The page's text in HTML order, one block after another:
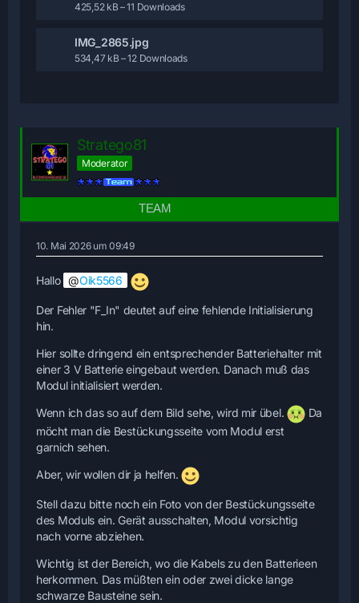
425,52 kB – 11 Downloads
IMG_2865.jpg
534,47 kB – 12 Downloads
Stratego81
Moderator
10. Mai 2026 um 09:49
Hallo Oik5566
Der Fehler "F_In" deutet auf eine fehlende Initialisierung
hin.
Hier sollte dringend ein entsprechender Batteriehalter mit
einer 3 V Batterie eingebaut werden. Danach muß das
Modul initialisiert werden.
Wenn ich das so auf dem Bild sehe, wird mir übel.
Da
möcht man die Bestückungsseite vom Modul erst
garnich sehen.
Aber, wir wollen dir ja helfen.
Stell dazu bitte noch ein Foto von der Bestückungsseite
des Moduls ein. Gerät ausschalten, Modul vorsichtig
nach vorne abziehen.
Wichtig ist der Bereich, wo die Kabels zu den Batterieen
herkommen. Das müßten ein oder zwei dicke lange
schwarze Bausteine sein.